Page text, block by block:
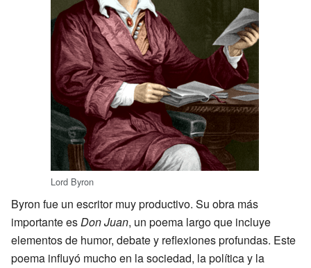
Lord Byron
Byron fue un escritor muy productivo. Su obra más
importante esDon Juan, un poema largo que incluye
elementos de humor, debate y reflexiones profundas. Este
poema influyó mucho en la sociedad, la política y la